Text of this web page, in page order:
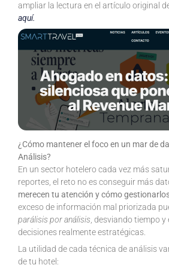
ampliar la lectura en el artículo original
aquí.
¿Cómo mantener el foco en un mar de
Análisis?
En un sector hotelero cada vez más
reportes, el reto no es conseguir más
merecen tu atención y cómo
exceso de información mal priorizada
parálisis por análisis , desviando tiempo
decisiones realmente estratégicas.
La utilidad de cada técnica de análisis
de tu hotel: